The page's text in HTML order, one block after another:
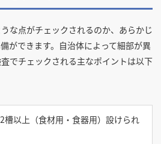
な点がチェックされるのか、あらかじ
ができます。自治体によって細部が異
でチェックされる主なポイントは以下
槽以上（食材用・食器用）設けられ